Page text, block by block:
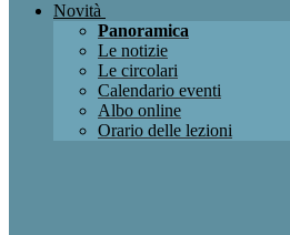
Novità
Panoramica
Le notizie
Le circolari
Calendario eventi
Albo online
Orario delle lezioni